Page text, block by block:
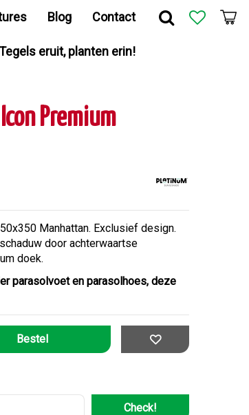
Blog Contact
eruit, planten erin!
Premium
Manhattan. Exclusief design.
door achterwaartse
doek.
parasolvoet en parasolhoes, deze
Check!